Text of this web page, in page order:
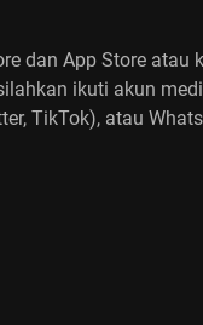
dan App Store atau
ikuti akun
TikTok), atau